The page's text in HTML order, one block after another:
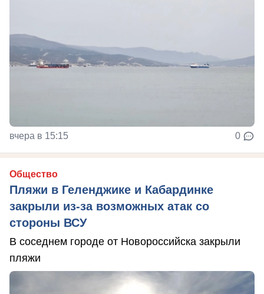
вчера в 15:15 0
Общество
Пляжи в Геленджике и Кабардинке
закрыли из-за возможных атак со
стороны ВСУ
В соседнем городе от Новороссийска закрыли
пляжи